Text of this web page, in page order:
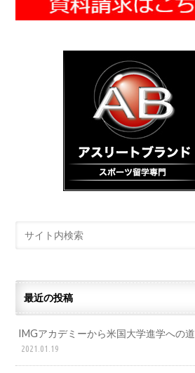
最近の投稿
IMGアカデミーから米国大学進学への道
2021.01.19